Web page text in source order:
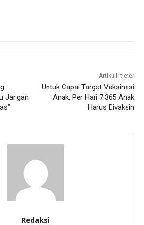
Jangan
Artikulli tjetër
Untuk Capai Target Vaksinasi
Anak, Per Hari 7.365 Anak
Harus Divaksin
Redaksi